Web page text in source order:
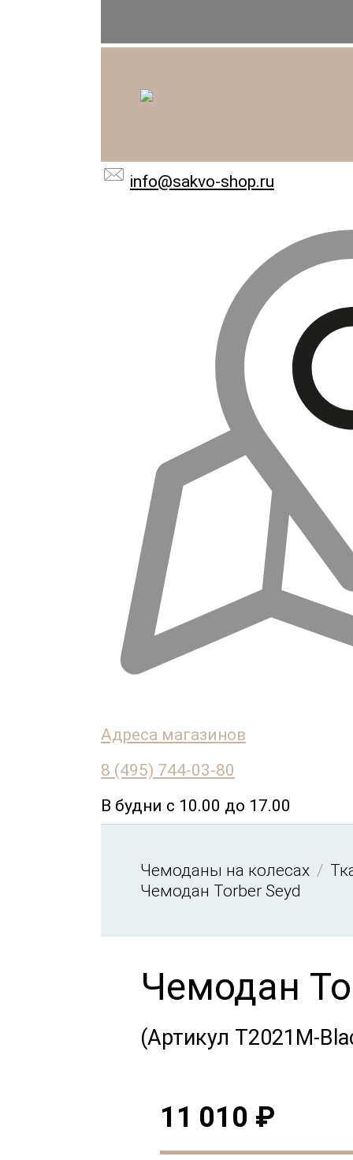
info@sakvo-shop.ru
Адреса магазинов
8 (495) 744-03-80
В будни с 10.00 до 17.00
Чемоданы на колесах
Чемодан Torber Seyd
Чемодан
(Артикул T2021M-
11 010 ₽